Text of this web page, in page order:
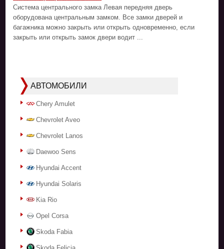
Система центрального замка Левая передняя дверь
оборудована центральным замком. Все замки дверей и
багажника можно закрыть или открыть одновременно, если
закрыть или открыть замок двери водит ...
АВТОМОБИЛИ
Chery Amulet
Chevrolet Aveo
Chevrolet Lanos
Daewoo Sens
Hyundai Accent
Hyundai Solaris
Kia Rio
Opel Corsa
Skoda Fabia